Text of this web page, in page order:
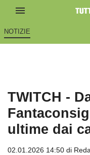
NOTIZIE
TWITCH -
ultime dai
02.01.2026 14:50 di